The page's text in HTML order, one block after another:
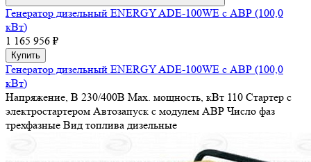
Генератор дизельный ENERGY ADE-100WE с АВР (100,0
кВт)
1 165 956 ₽
Купить
Генератор дизельный ENERGY ADE-100WE с АВР (100,0
кВт)
Напряжение, В 230/400В Max. мощность, кВт 110 Стартер с
электростартером Автозапуск с модулем АВР Число фаз
трехфазные Вид топлива дизельные